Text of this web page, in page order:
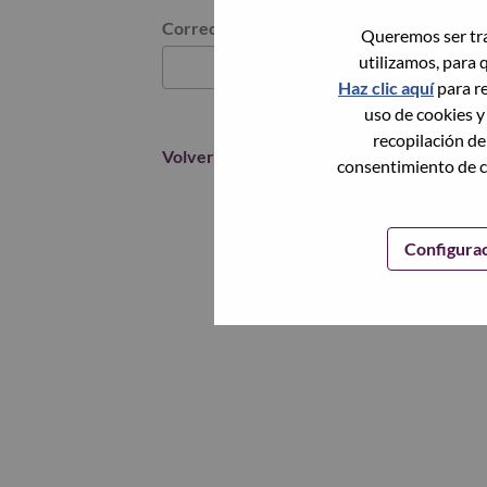
Queremos ser
utilizamos, para
Haz clic aquípara
uso de cookies
recopilación
consentimiento de
Restablece la contraseña con tu correo
Correo electrónico
Volver